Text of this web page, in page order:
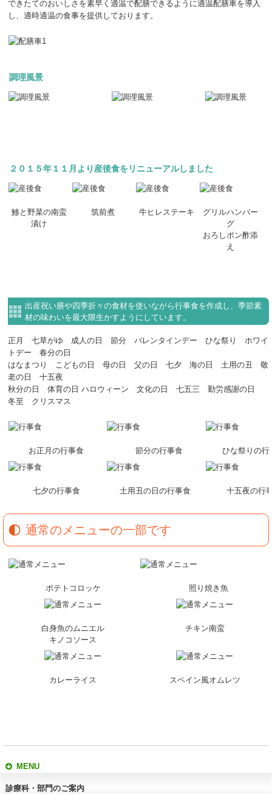
できたてのおいしさを素早く適温で配膳できるように適温配膳車を導入
し、適時適温の食事を提供しております。
調理風景
２０１５年１１月より産後食をリニューアルしました
鯵と野菜の南蛮
漬け
筑前煮 牛ヒレステーキ
グリルハンバー
グ
おろしポン酢添
え
出産祝い膳や四季折々の食材を使いながら行事食を作成し、季節素
材の味わいを最大限生かすようにしています。
正月 七草がゆ 成人の日 節分 バレンタインデー ひな祭り ホワイ
トデー 春分の日
はなまつり こどもの日 母の日 父の日 七夕 海の日 土用の丑 敬
老の日 十五夜
秋分の日 体育の日 ハロウィーン 文化の日 七五三 勤労感謝の日
冬至 クリスマス
お正月の行事食 節分の行事食 ひな祭りの行
七夕の行事食 土用丑の日の行事食 十五夜の行
通常のメニューの一部です
ポテトコロッケ 照り焼き魚
白身魚のムニエル
キノコソース
チキン南蛮
カレーライス スペイン風オムレツ
MENU
診療科・部門のご案内